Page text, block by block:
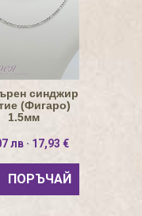
синджир
(Фигаро)
1.5мм
лв · 17,93 €
ПОРЪЧАЙ